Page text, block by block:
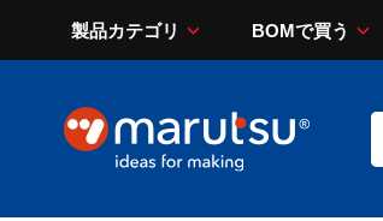
製品カテゴリ BOMで買う